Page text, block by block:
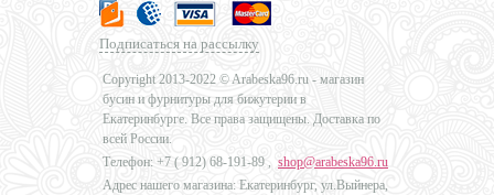
Подписаться на рассылку
Copyright 2013-2022 © Arabeska96.ru - магазин
бусин и фурнитуры для бижутерии в
Екатеринбурге. Все права защищены. Доставка по
всей России.
Телефон: +7 ( 912) 68-191-89 , shop@arabeska96.ru
Адрес нашего магазина: Екатеринбург, ул.Выйнера,